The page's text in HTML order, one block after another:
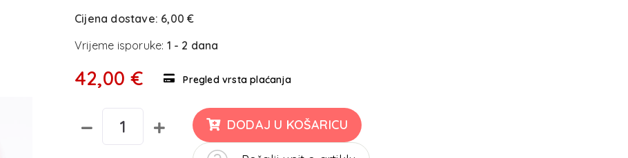
Cijena dostave: 6,00 €
Vrijeme isporuke: 1 - 2 dana
42,00 € Pregled vrsta plaćanja
DODAJ U KOŠARICU